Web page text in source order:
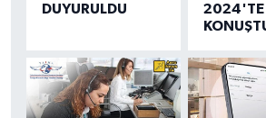
DUYURULDU
2024'TE